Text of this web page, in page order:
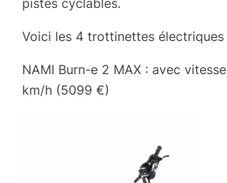
Voici les 4 trottinettes électriques
NAMI Burn-e 2 MAX : avec
km/h (5099 €)